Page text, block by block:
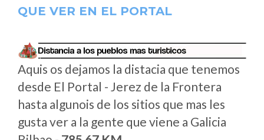
QUE VER EN EL PORTAL
Aquis os dejamos la distacia que tenemos
desde El Portal - Jerez de la Frontera
hasta algunois de los sitios que mas les
gusta ver a la gente que viene a Galicia